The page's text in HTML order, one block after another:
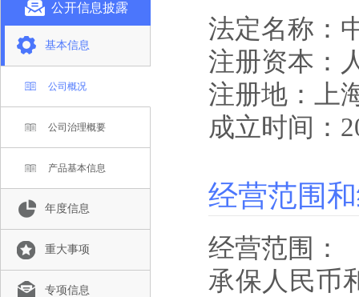
公开信息披露
基本信息
公司概况
公司治理概要
产品基本信息
年度信息
重大事项
专项信息
法定名称：
注册资本：
注册地：
上
成立时间：
经营范围
经营范围：
承保人民币